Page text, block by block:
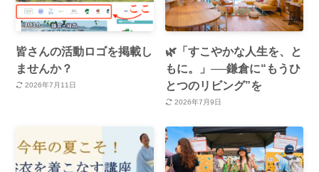
皆さんの活動ロゴを掲載し
ませんか？
2026年7月11日
🌿「すこやかな人生を、と
もに。」──鎌倉に“もうひ
とつのリビング”を
2026年7月9日